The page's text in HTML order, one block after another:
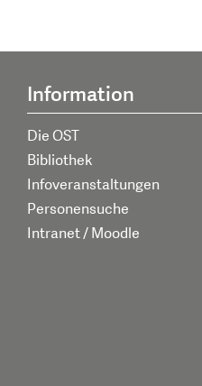
Information
Die OST
Bibliothek
Infoveranstaltungen
Personensuche
Intranet / Moodle